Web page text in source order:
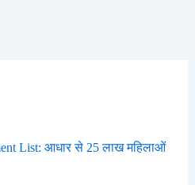
List: आधार से 25 लाख महिलाओं